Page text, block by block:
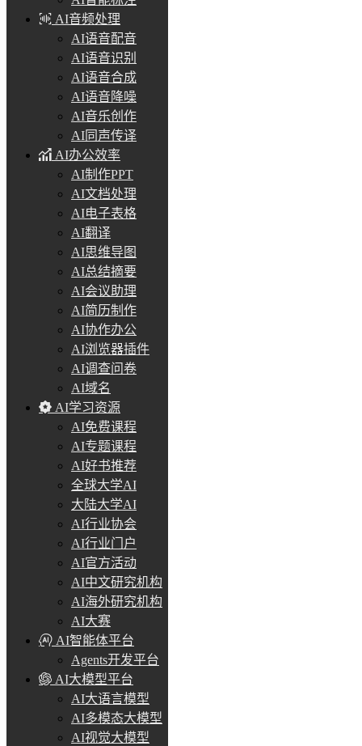
AI音频处理
AI语音配音
AI语音识别
AI语音合成
AI语音降噪
AI音乐创作
AI同声传译
AI办公效率
AI制作PPT
AI文档处理
AI电子表格
AI翻译
AI思维导图
AI总结摘要
AI会议助理
AI简历制作
AI协作办公
AI浏览器插件
AI调查问卷
AI域名
AI学习资源
AI免费课程
AI专题课程
AI好书推荐
全球大学AI
大陆大学AI
AI行业协会
AI行业门户
AI官方活动
AI中文研究机构
AI海外研究机构
AI大赛
AI智能体平台
Agents开发平台
AI大模型平台
AI大语言模型
AI多模态大模型
AI视觉大模型